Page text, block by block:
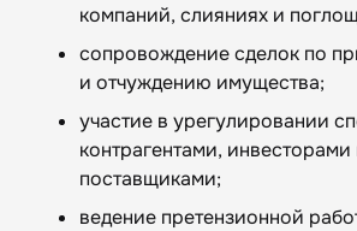
компаний, слияниях и
сопровождение сделок по
и отчуждению имущества;
участие в урегулировании
контрагентами, инвесторами
поставщиками;
ведение претензионной